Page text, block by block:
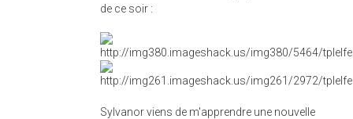
de ce soir :
Sylvanor viens de m'apprendre une nouvelle